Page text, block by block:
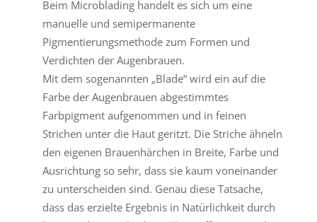
Beim Microblading handelt es sich um eine
manuelle und semipermanente
Pigmentierungsmethode zum Formen und
Verdichten der Augenbrauen.
Mit dem sogenannten „Blade“ wird ein auf die
Farbe der Augenbrauen abgestimmtes
Farbpigment aufgenommen und in feinen
Strichen unter die Haut geritzt. Die Striche ähneln
den eigenen Brauenhärchen in Breite, Farbe und
Ausrichtung so sehr, dass sie kaum voneinander
zu unterscheiden sind. Genau diese Tatsache,
dass das erzielte Ergebnis in Natürlichkeit durch